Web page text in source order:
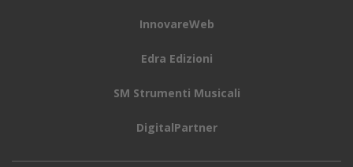
InnovareWeb
Edra Edizioni
SM Strumenti Musicali
DigitalPartner